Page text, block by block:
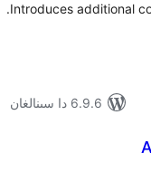
Introduces additional
6.9.6 دا سىنالغان